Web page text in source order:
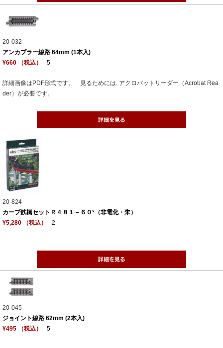
20-032
アンカプラー線路 64mm (1本入)
¥660 （税込）
5
詳細画像はPDF形式です。 見るためには. アクロバットリーダー（Acrobat Rea
der）が必要です。
20-824
カーブ鉄橋セットＲ４８１－６０°（非電化・朱）
¥5,280 （税込）
2
20-045
ジョイント線路 62mm (2本入)
¥495 （税込）
5